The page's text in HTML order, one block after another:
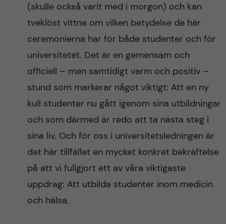
(skulle också varit med i morgon) och kan
tveklöst vittna om vilken betydelse de här
ceremonierna har för både studenter och för
universitetet. Det är en gemensam och
officiell – men samtidigt varm och positiv –
stund som markerar något viktigt: Att en ny
kull studenter nu gått igenom sina utbildningar
och som därmed är redo att ta nästa steg i
sina liv. Och för oss i universitetsledningen är
det här tillfället en mycket konkret bekräftelse
på att vi fullgjort ett av våra viktigaste
uppdrag: Att utbilda studenter inom medicin
och hälsa.